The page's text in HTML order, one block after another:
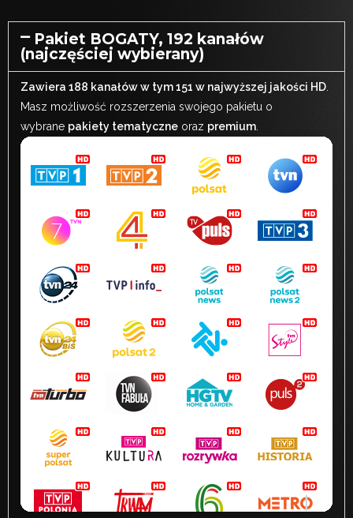
Pakiet BOGATY, 192 kanałów
(najczęściej wybierany)
Zawiera 188 kanałów w tym 151 w najwyższej jakości HD
Masz możliwość rozszerzenia swojego pakietu o
wybrane pakiety tematyczne oraz premium